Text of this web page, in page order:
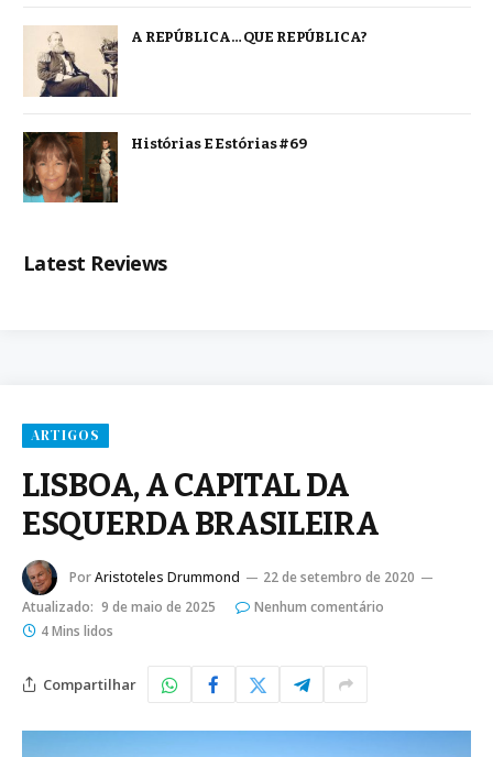
A REPÚBLICA… QUE REPÚBLICA?
Histórias E Estórias #69
Latest Reviews
ARTIGOS
LISBOA, A CAPITAL DA
ESQUERDA BRASILEIRA
PorAristoteles Drummond
22 de setembro de 2020
Atualizado: 9 de maio de 2025
Nenhum comentário
4 Mins lidos
Compartilhar